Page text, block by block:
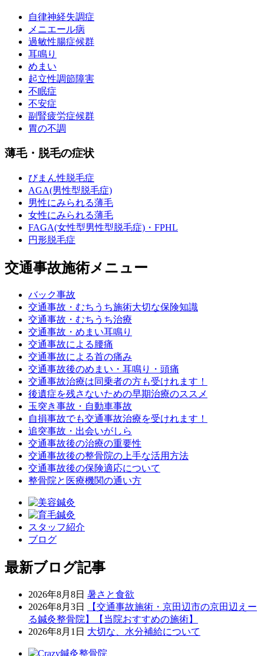
自律神経失調症
メニエール病
過敏性腸症候群
耳鳴り
めまい
起立性調節障害
不眠症
不安症
副腎疲労症候群
胃の不調
薄毛・脱毛の症状
びまん性脱毛症
AGA(男性型脱毛症)
男性にみられる薄毛
女性にみられる薄毛
FAGA(女性型男性型脱毛症)・FPHL
円形脱毛症
交通事故施術メニュー
バック事故
交通事故・むちうち施術大切な保険知識
交通事故・むちうち治療
交通事故・めまい耳鳴り
交通事故による腰痛
交通事故による首の痛み
交通事故後のめまい・耳鳴り・頭痛
交通事故治療は同乗者の方も受けれます！
後遺症を残さないための早期治療のススメ
玉突き事故・自動車事故
自損事故でも交通事故治療を受けれます！
追突事故・出会いがしら
交通事故後の治療の重要性
交通事故後の整骨院の上手な活用方法
交通事故後の保険適応について
整骨院と医療機関の通い方
スタッフ紹介
ブログ
最新ブログ記事
2026年8月8日 暑さと食欲
2026年8月3日
【交通事故施術・京田辺市の京田辺えー
る鍼灸整骨院】【当院おすすめの施術】
2026年8月1日 大切な、水分補給について